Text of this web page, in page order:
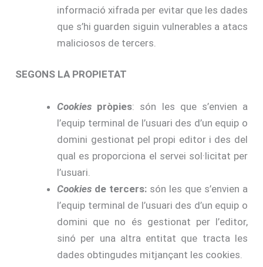
informació xifrada per evitar que les dades
que s’hi guarden siguin vulnerables a atacs
maliciosos de tercers.
SEGONS LA PROPIETAT
Cookies pròpies: són les que s’envien a
l’equip terminal de l’usuari des d’un equip o
domini gestionat pel propi editor i des del
qual es proporciona el servei sol·licitat per
l’usuari.
Cookies de tercers: són les que s’envien a
l’equip terminal de l’usuari des d’un equip o
domini que no és gestionat per l’editor,
sinó per una altra entitat que tracta les
dades obtingudes mitjançant les cookies.